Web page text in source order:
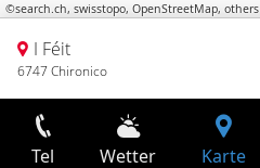
©search.ch, swisstopo, OpenStreetMap, others
I Féit
6747 Chironico
Tel Wetter Karte